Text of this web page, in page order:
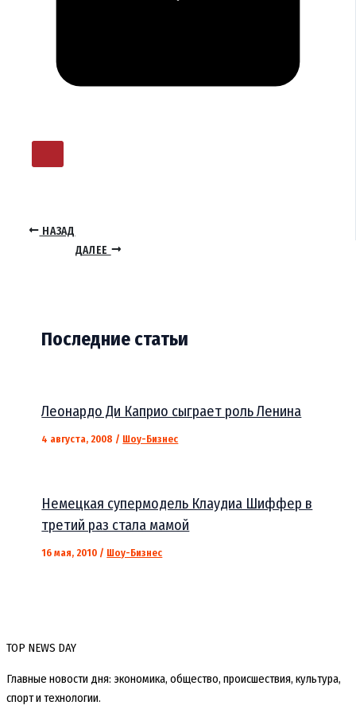
НАЗАД
ДАЛЕЕ
Последние статьи
Леонардо Ди Каприо сыграет роль Ленина
4 августа, 2008 / Шоу-Бизнес
Немецкая супермодель Клаудиа Шиффер в
третий раз стала мамой
16 мая, 2010 / Шоу-Бизнес
TOP NEWS DAY
Главные новости дня: экономика, общество, происшествия, культура,
спорт и технологии.